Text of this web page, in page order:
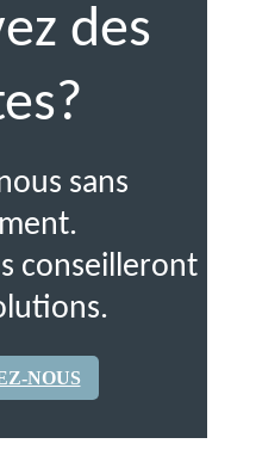
des
sans
conseilleront
NOUS